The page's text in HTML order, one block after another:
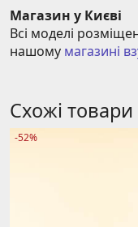
Магазин у Києві
Всі моделі
нашому магазині
Схожі товари
-52%